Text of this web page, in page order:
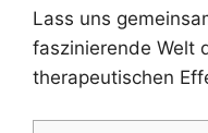
Lass uns
faszinierende Welt
therapeutischen